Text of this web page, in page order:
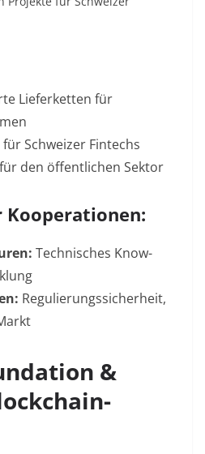
Lieferketten für
für Schweizer Fintechs
für den öffentlichen Sektor
Technisches Know-
Regulierungssicherheit,
&